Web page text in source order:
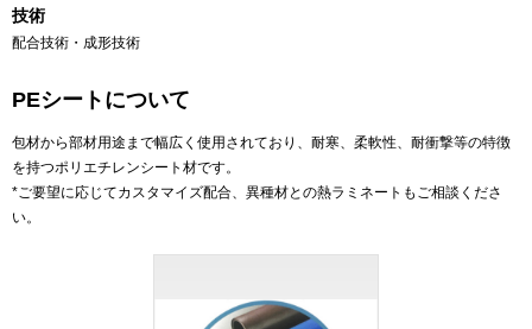
技術
配合技術・成形技術
PEシートについて
包材から部材用途まで幅広く使用されており、耐寒、柔軟性、耐衝撃等の特徴
を持つポリエチレンシート材です。
*ご要望に応じてカスタマイズ配合、異種材との熱ラミネートもご相談くださ
い。